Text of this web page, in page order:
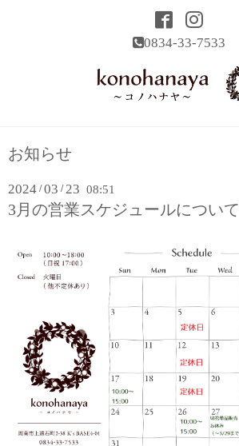
0834-33-7533
お知らせ
2024 /03 /23 08:51
3月の営業スケジュールについて